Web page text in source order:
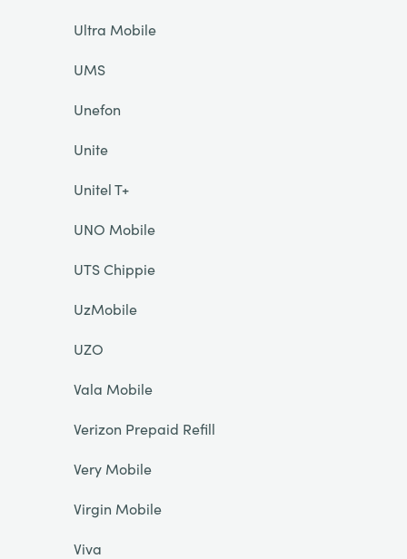
Ultra Mobile
UMS
Unefon
Unite
Unitel T+
UNO Mobile
UTS Chippie
UzMobile
UZO
Vala Mobile
Verizon Prepaid Refill
Very Mobile
Virgin Mobile
Viva